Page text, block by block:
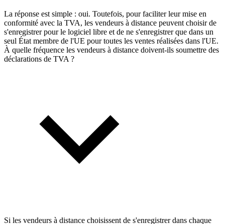
La réponse est simple : oui. Toutefois, pour faciliter leur mise en
conformité avec la TVA, les vendeurs à distance peuvent choisir de
s'enregistrer pour le logiciel libre et de ne s'enregistrer que dans un
seul État membre de l'UE pour toutes les ventes réalisées dans l'UE.
À quelle fréquence les vendeurs à distance doivent-ils soumettre des
déclarations de TVA ?
Si les vendeurs à distance choisissent de s'enregistrer dans chaque